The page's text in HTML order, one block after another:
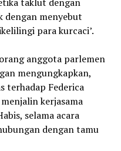
taklut dengan
dengan menyebut
para kurcaci’.
anggota parlemen
mengungkapkan,
terhadap Federica
kerjasama
selama acara
dengan tamu